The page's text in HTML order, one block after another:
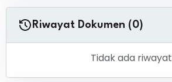
Riwayat Dokumen (0)
Tidak ada riwayat